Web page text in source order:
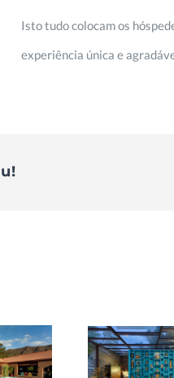
Isto tudo colocam os
experiência única e